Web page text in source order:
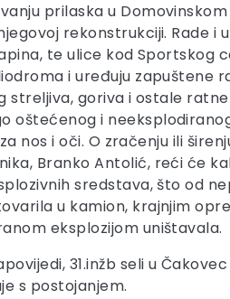
prilaska u
rekonstrukciji. Rade i
te ulice kod Sportskog
i uređuju zapuštene
streljiva, goriva i ostale
oštećenog i
nos i oči. O zračenju ili
Branko Antolić, reći će
sredstava, što od
u kamion, krajnjim
eksplozijom uništavala.
31.inžb seli u
s postojanjem.